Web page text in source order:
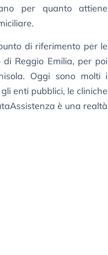
per quanto attiene
di riferimento per le
Reggio Emilia, per poi
Oggi sono molti i
enti pubblici, le cliniche
è una realtà